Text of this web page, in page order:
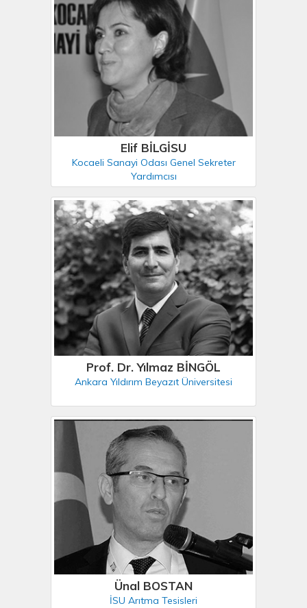
Elif BİLGİSU
Kocaeli Sanayi Odası Genel Sekreter
Yardımcısı
Prof. Dr. Yılmaz BİNGÖL
Ankara Yıldırım Beyazıt Üniversitesi
Ünal BOSTAN
İSU Arıtma Tesisleri